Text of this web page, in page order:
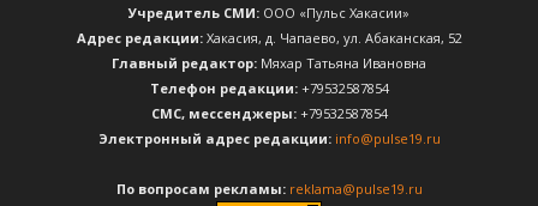
Учредитель СМИ: ООО «Пульс Хакасии»
Адрес редакции:Хакасия, д. Чапаево, ул. Абаканская, 52
Главный редактор: Мяхар Татьяна Ивановна
Телефон редакции:+79532587854
CМС, мессенджеры:+79532587854
Электронный адрес редакции: info@pulse19.ru
По вопросам рекламы: reklama@pulse19.ru